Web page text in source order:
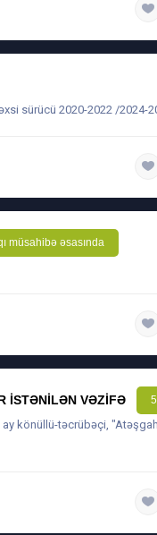
sürücü 2020-2022 /2024-
müsahibə əsasında
ISTƏNILƏN VƏZIFƏ
könüllü-təcrübəçi,